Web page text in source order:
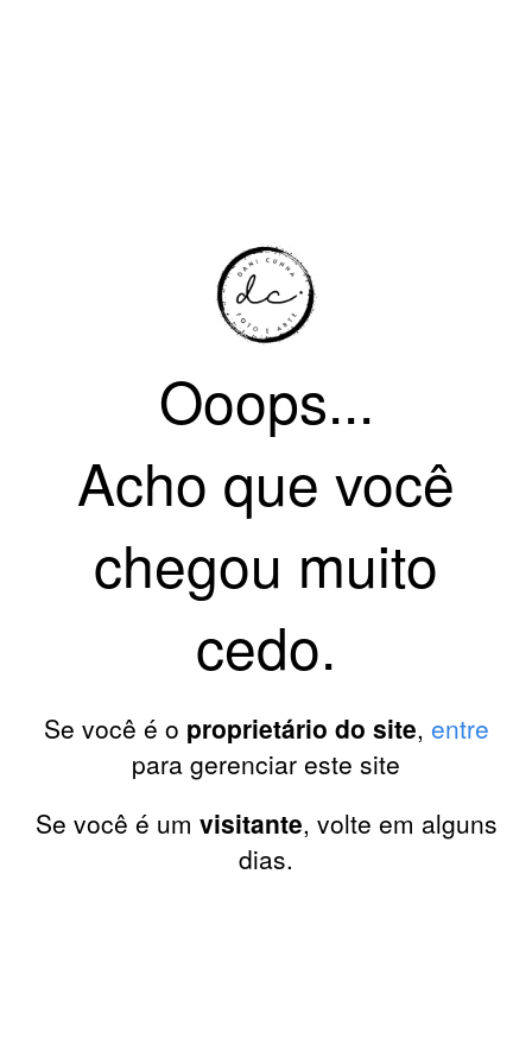
Ooops...
Acho que você
chegou muito
cedo.
Se você é o proprietário do site, entre
para gerenciar este site
Se você é um visitante, volte em alguns
dias.